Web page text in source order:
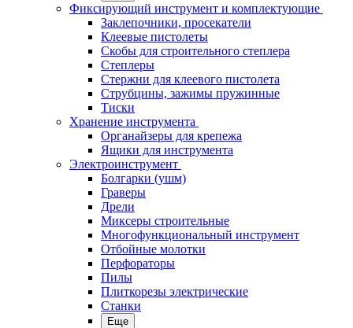
Фиксирующий инструмент и комплектующие
Заклепочники, просекатели
Клеевые пистолеты
Скобы для строительного степлера
Степлеры
Стержни для клеевого пистолета
Струбцины, зажимы пружинные
Тиски
Хранение инструмента
Органайзеры для крепежа
Ящики для инструмента
Электроинструмент
Болгарки (ушм)
Граверы
Дрели
Миксеры строительные
Многофункциональный инструмент
Отбойные молотки
Перфораторы
Пилы
Плиткорезы электрические
Станки
Еще